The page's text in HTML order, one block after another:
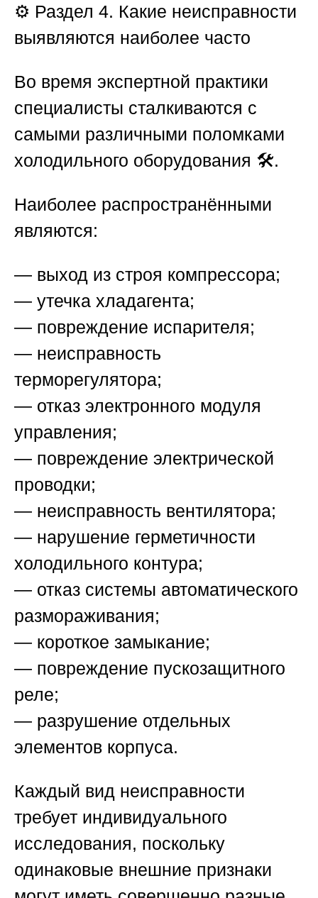
⚙️ Раздел 4. Какие неисправности
выявляются наиболее часто
Во время экспертной практики
специалисты сталкиваются с
самыми различными поломками
холодильного оборудования 🛠️.
Наиболее распространёнными
являются:
— выход из строя компрессора;
— утечка хладагента;
— повреждение испарителя;
— неисправность
терморегулятора;
— отказ электронного модуля
управления;
— повреждение электрической
проводки;
— неисправность вентилятора;
— нарушение герметичности
холодильного контура;
— отказ системы автоматического
размораживания;
— короткое замыкание;
— повреждение пускозащитного
реле;
— разрушение отдельных
элементов корпуса.
Каждый вид неисправности
требует индивидуального
исследования, поскольку
одинаковые внешние признаки